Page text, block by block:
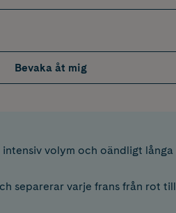
Bevaka åt mig
volym och oändligt långa
separerar varje frans från rot till